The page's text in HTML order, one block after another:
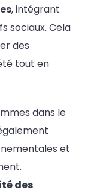
, intégrant
sociaux. Cela
des
tout en
dans le
et
des